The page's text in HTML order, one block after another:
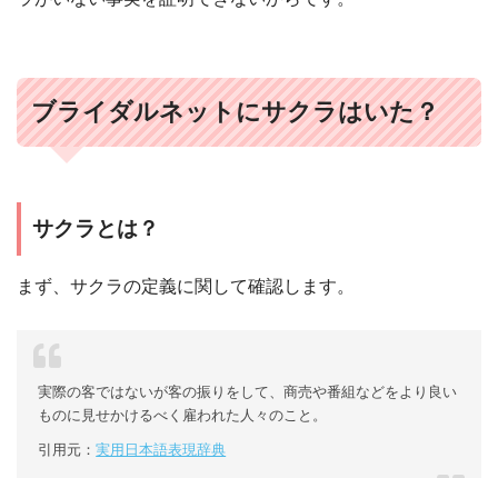
ブライダルネットにサクラはいた？
サクラとは？
まず、サクラの定義に関して確認します。
実際の客ではないが客の振りをして、商売や番組などをより良い
ものに見せかけるべく雇われた人々のこと。
引用元：実用日本語表現辞典